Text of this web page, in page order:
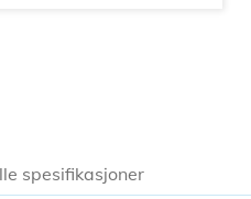
spesifikasjoner